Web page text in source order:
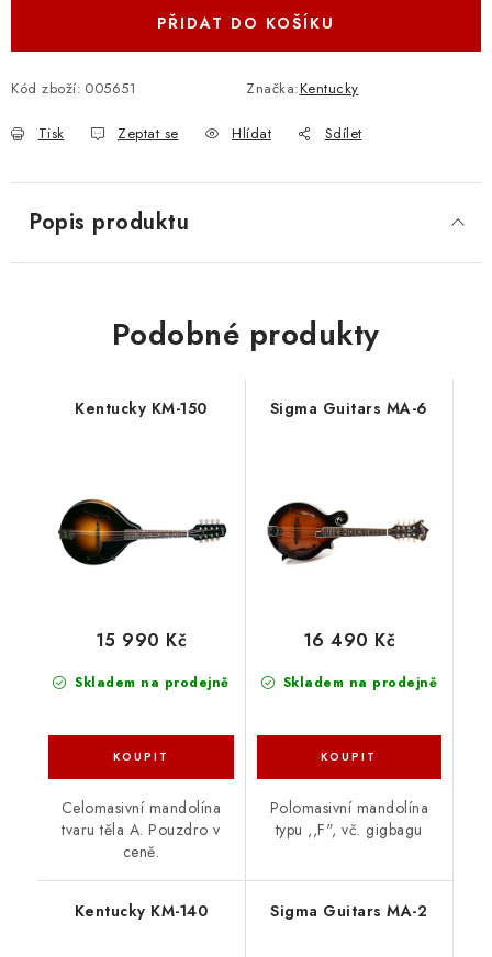
PŘIDAT DO KOŠÍKU
Kód zboží: 005651 Značka:Kentucky
Tisk Zeptat se Hlídat Sdílet
Popis produktu
Podobné produkty
Kentucky KM-150
Skladem na prodejně
15 990 Kč
Celomasivní mandolína
tvaru těla A. Pouzdro v
ceně.
Sigma Guitars MA-6
Skladem na prodejně
16 490 Kč
Polomasivní mandolína
typu ,,F", vč. gigbagu
Kentucky KM-140 Sigma Guitars MA-2